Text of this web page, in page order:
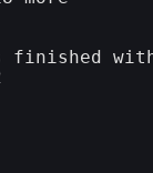
finished